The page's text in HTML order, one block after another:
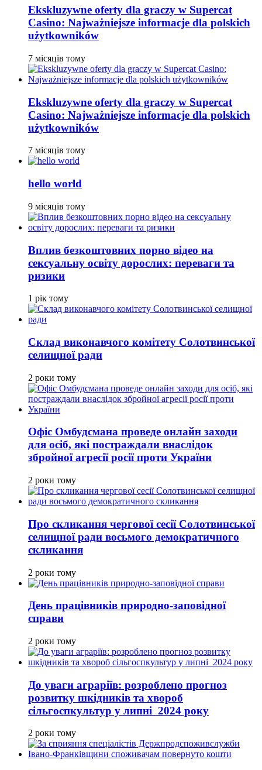
Ekskluzywne oferty dla graczy w Supercat
Casino: Najważniejsze informacje dla polskich
użytkowników
7 місяців тому
Ekskluzywne oferty dla graczy w Supercat
Casino: Najważniejsze informacje dla polskich
użytkowników
7 місяців тому
hello world
9 місяців тому
Вплив безкоштовних порно відео на
сексуальну освіту дорослих: переваги та
ризики
1 рік тому
Склад виконавчого комітету Солотвинської
селищної ради
2 роки тому
Офіс Омбудсмана проведе онлайн заходи
для осіб, які постраждали внаслідок
збройної агресії росії проти України
2 роки тому
Про скликання чергової сесії Солотвинської
селищної ради восьмого демократичного
скликання
2 роки тому
День працівників природно-заповідної
справи
2 роки тому
До уваги аграріїв: розроблено прогноз
розвитку шкідників та хвороб
сільгоспкультур у липні 2024 року
2 роки тому